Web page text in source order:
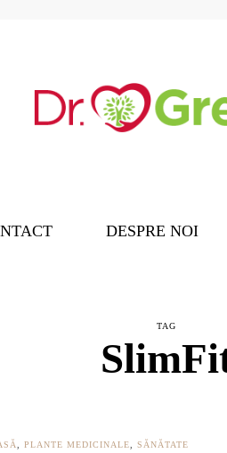
DESPRE NOI
TAG
PLANTE MEDICINALE SĂNĂTATE